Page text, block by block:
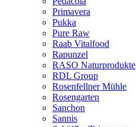
Primavera
Pukka
Pure Raw
Raab Vitalfood
Rapunzel
RASO Naturprodukte
RDL Group
Rosenfellner Mühle
Rosengarten
Sanchon
Sannis